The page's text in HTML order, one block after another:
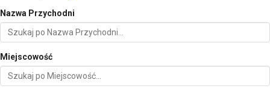
Nazwa Przychodni
Miejscowość